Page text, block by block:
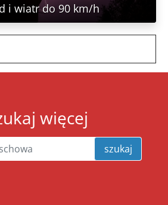
i wiatr do 90 km/h
więcej
szukaj